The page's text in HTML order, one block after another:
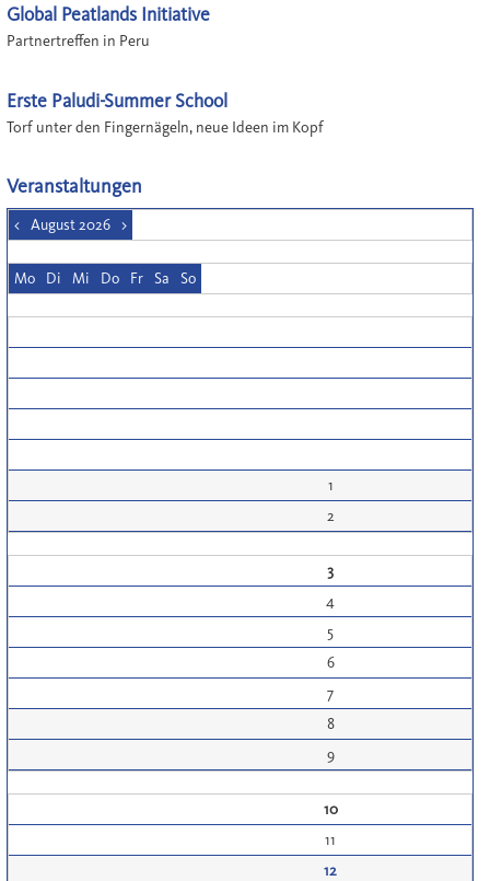
Global Peatlands Initiative
Partnertreffen in Peru
Erste Paludi-Summer School
Torf unter den Fingernägeln, neue Ideen im Kopf
Veranstaltungen
< August 2026 >
Mo Di Mi Do Fr Sa So
1
2
3
4
5
6
7
8
9
10
11
12